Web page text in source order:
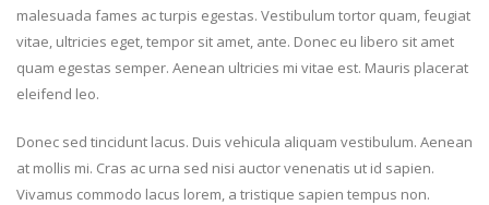
malesuada fames ac turpis egestas. Vestibulum tortor quam, feugiat
vitae, ultricies eget, tempor sit amet, ante. Donec eu libero sit amet
quam egestas semper. Aenean ultricies mi vitae est. Mauris placerat
eleifend leo.
Donec sed tincidunt lacus. Duis vehicula aliquam vestibulum. Aenean
at mollis mi. Cras ac urna sed nisi auctor venenatis ut id sapien.
Vivamus commodo lacus lorem, a tristique sapien tempus non.